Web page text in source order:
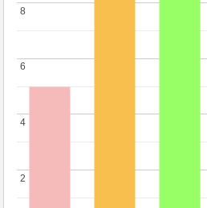
2
2
4
4
6
6
8
8